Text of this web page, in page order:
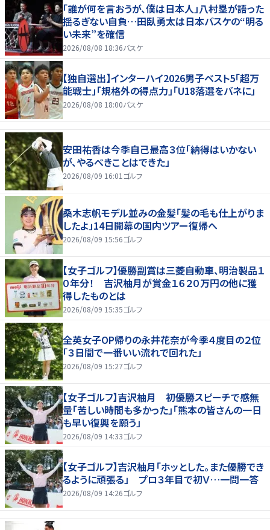
「誰が何を言おうが、僕は日本人」八村塁が語った
揺るぎない自負…田臥勇太は日本バスケの“明る
い未来”を確信
2026/08/08 18:36バスケ
【独自選出】インターハイ2026男子ベスト5「超万
能戦士」「規格外の得点力」「U18落選をバネに」
2026/08/08 18:00バスケ
安田祐香は今季自己最高３位「納得はいかない
が、やるべきことはできた」
2026/08/09 16:01 ゴルフ
桑木志帆モデル並みの金髪「髪の毛も仕上がりま
したよ」14日開幕の国内ツアー復帰へ
2026/08/09 15:56ゴルフ
【女子ゴルフ】優勝副賞は三菱自動車、明治製品１
０年分！ 吉沢柚月が賞金１６２０万円の他に獲
得したものとは
2026/08/09 15:35ゴルフ
全英女子OP帰りの永井花奈が今季４度目の２位
「３日間で一番いい流れで回れた」
2026/08/09 15:27ゴルフ
【女子ゴルフ】吉沢柚月 初優勝スピーチで感無
量「苦しい時間も多かった」「熊本の皆さんの一日
も早い復興を願う」
2026/08/09 14:33ゴルフ
【女子ゴルフ】吉沢柚月「ホッとした。また優勝でき
るように頑張る」 プロ３年目で初Ｖ…一問一答
2026/08/09 14:26ゴルフ